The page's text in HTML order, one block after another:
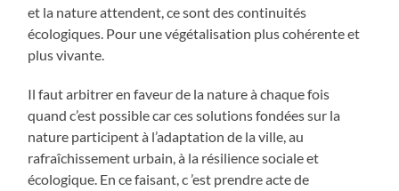
et la nature attendent, ce sont des continuités
écologiques. Pour une végétalisation plus cohérente et
plus vivante.
Il faut arbitrer en faveur de la nature à chaque fois
quand c’est possible car ces solutions fondées sur la
nature participent à l’adaptation de la ville, au
rafraîchissement urbain, à la résilience sociale et
écologique. En ce faisant, c ’est prendre acte de